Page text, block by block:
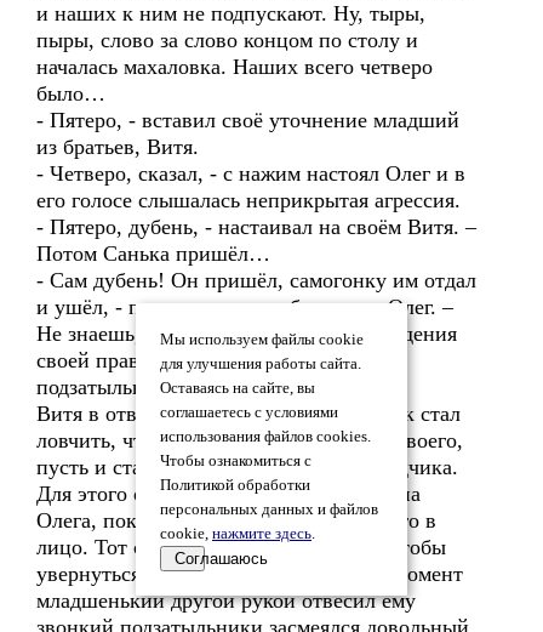
и наших к ним не подпускают. Ну, тыры,
пыры, слово за слово концом по столу и
началась махаловка. Наших всего четверо
было…
- Пятеро, - вставил своё уточнение младший
из братьев, Витя.
- Четверо, сказал, - с нажим настоял Олег и в
его голосе слышалась неприкрытая агрессия.
- Пятеро, дубень, - настаивал на своём Витя. –
Потом Санька пришёл…
- Сам дубень! Он пришёл, самогонку им отдал
и ушёл, - почти кричал на братишку Олег. –
Не знаешь, а крякаешь, - для подтверждения
своей правоты он ещё и поддал ему
подзатыльник.
Витя в ответ на незаслуженный шлепок стал
ловчить, чтобы дать отпор и наказать своего,
пусть и старшего брата, но всё же обидчика.
Для этого он одной рукой намахнулся на
Олега, показывая намерение ударить его в
лицо. Тот сделал движение для того, чтобы
увернуться от удара, но в этот самый момент
младшенький другой рукой отвесил ему
звонкий подзатыльники засмеялся довольный
Мы используем файлы cookie
для улучшения работы сайта.
Оставаясь на сайте, вы
соглашаетесь с условиями
использования файлов cookies.
Чтобы ознакомиться с
Политикой обработки
персональных данных и файлов
cookie, нажмите здесь.
Соглашаюсь